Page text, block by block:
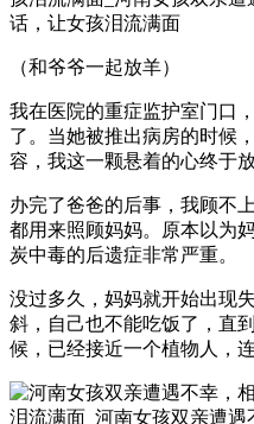
（和爷爷一起放羊）
我在医院的重症监护室门口
了。当她被推出病房的时候
容，我这一颗悬着的心终于
办完了爸爸的后事，我顾不
都用来照顾妈妈。原本以为
炭中毒的后遗症非常严重。
没过多久，妈妈就开始出现
斜，自己也不能吃饭了，直
候，已经接近一个植物人，